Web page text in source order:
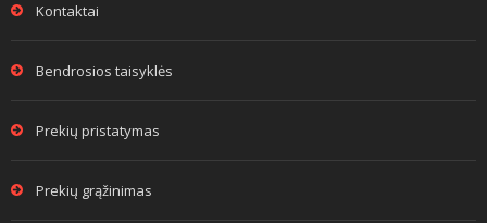
Kontaktai
Bendrosios taisyklės
Prekių pristatymas
Prekių grąžinimas